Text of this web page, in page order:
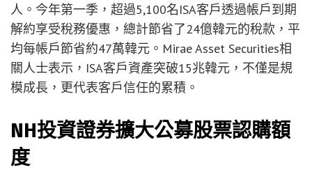
人。今年第一季，超過5,100名ISA客戶透過帳戶到期
解約享受稅務優惠，總計節省了24億韓元的稅款，平
均每帳戶節省約47萬韓元。Mirae Asset Securities相
關人士表示，ISA客戶資產突破15兆韓元，不僅是規
模成長，更代表客戶信任的累積。
NH投資證券擴大公募股票認購額
度